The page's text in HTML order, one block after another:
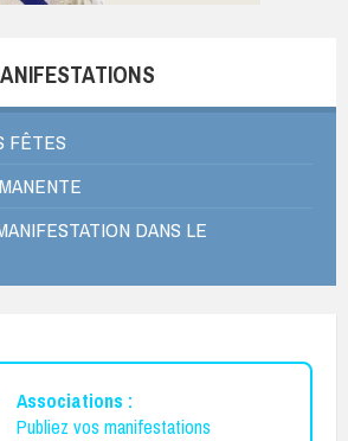
FÊTES
DANS LE
Associations :
Publiez vos manifestations